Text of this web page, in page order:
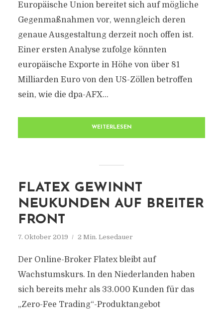
Europäische Union bereitet sich auf mögliche
Gegenmaßnahmen vor, wenngleich deren
genaue Ausgestaltung derzeit noch offen ist.
Einer ersten Analyse zufolge könnten
europäische Exporte in Höhe von über 81
Milliarden Euro von den US-Zöllen betroffen
sein, wie die dpa-AFX...
WEITERLESEN
FLATEX GEWINNT
NEUKUNDEN AUF BREITER
FRONT
7. Oktober 2019 2 Min. Lesedauer
Der Online-Broker Flatex bleibt auf
Wachstumskurs. In den Niederlanden haben
sich bereits mehr als 33.000 Kunden für das
„Zero-Fee Trading“-Produktangebot